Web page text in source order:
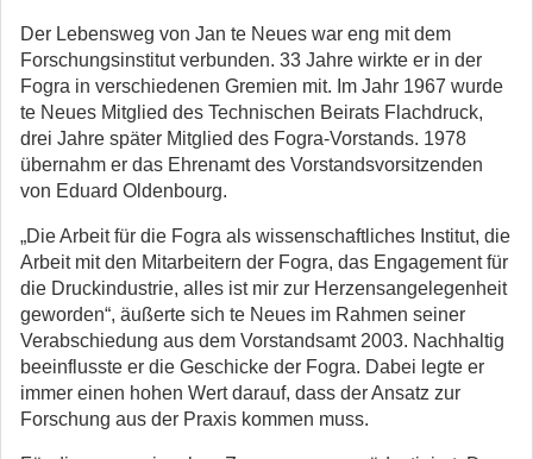
Der Lebensweg von Jan te Neues war eng mit dem
Forschungsinstitut verbunden. 33 Jahre wirkte er in der
Fogra in verschiedenen Gremien mit. Im Jahr 1967 wurde
te Neues Mitglied des Technischen Beirats Flachdruck,
drei Jahre später Mitglied des Fogra-Vorstands. 1978
übernahm er das Ehrenamt des Vorstandsvorsitzenden
von Eduard Oldenbourg.
„Die Arbeit für die Fogra als wissenschaftliches Institut, die
Arbeit mit den Mitarbeitern der Fogra, das Engagement für
die Druckindustrie, alles ist mir zur Herzensangelegenheit
geworden“, äußerte sich te Neues im Rahmen seiner
Verabschiedung aus dem Vorstandsamt 2003. Nachhaltig
beeinflusste er die Geschicke der Fogra. Dabei legte er
immer einen hohen Wert darauf, dass der Ansatz zur
Forschung aus der Praxis kommen muss.